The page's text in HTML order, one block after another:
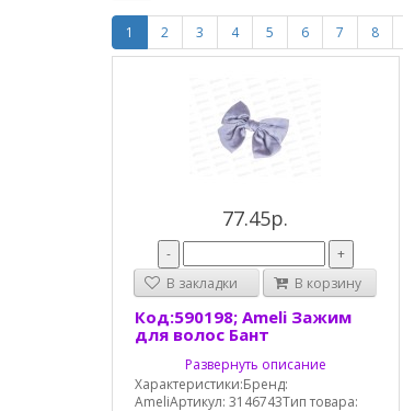
1 2 3 4 5 6 7 8
77.45р.
-
+
В закладки
В корзину
Код:590198; Ameli Зажим
для волос Бант
Развернуть описание
Характеристики:Бренд:
AmeliАртикул: 3146743Тип товара: